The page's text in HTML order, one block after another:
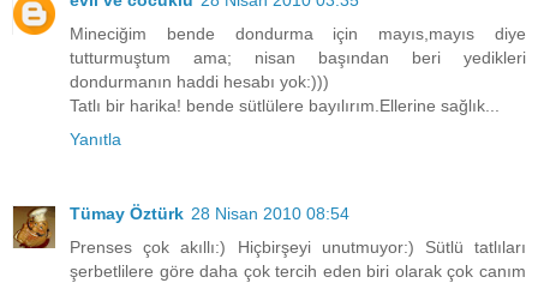
Mineciğim bende dondurma için mayıs,mayıs diye
tutturmuştum ama; nisan başından beri yedikleri
dondurmanın haddi hesabı yok:)))
Tatlı bir harika! bende sütlülere bayılırım.Ellerine sağlık...
Yanıtla
Tümay Öztürk 28 Nisan 2010 08:54
Prenses çok akıllı:) Hiçbirşeyi unutmuyor:) Sütlü tatlıları
şerbetlilere göre daha çok tercih eden biri olarak çok canım